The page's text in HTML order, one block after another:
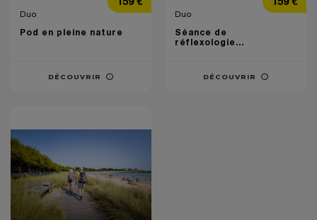
Duo
Pod en pleine nature
DÉCOUVRIR
Duo
Séance de
réflexologie...
DÉCOUVRIR